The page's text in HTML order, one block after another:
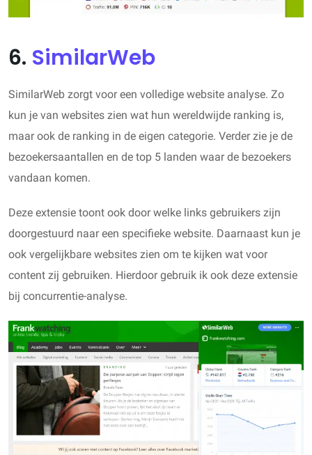
6. SimilarWeb
SimilarWeb zorgt voor een volledige website analyse. Zo
kun je van websites zien wat hun wereldwijde ranking is,
maar ook de ranking in de eigen categorie. Verder zie je de
bezoekersaantallen en de top 5 landen waar de bezoekers
vandaan komen.
Deze extensie toont ook door welke links gebruikers zijn
doorgestuurd naar een specifieke website. Daarnaast kun je
ook vergelijkbare websites zien om te kijken wat voor
content zij gebruiken. Hierdoor gebruik ik ook deze extensie
bij concurrentie-analyse.